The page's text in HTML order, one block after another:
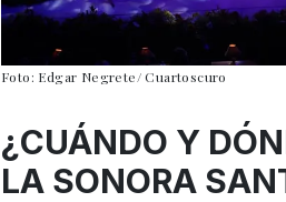
Foto: Edgar Negrete/ Cuartoscuro
¿CUÁNDO Y
LA SONORA